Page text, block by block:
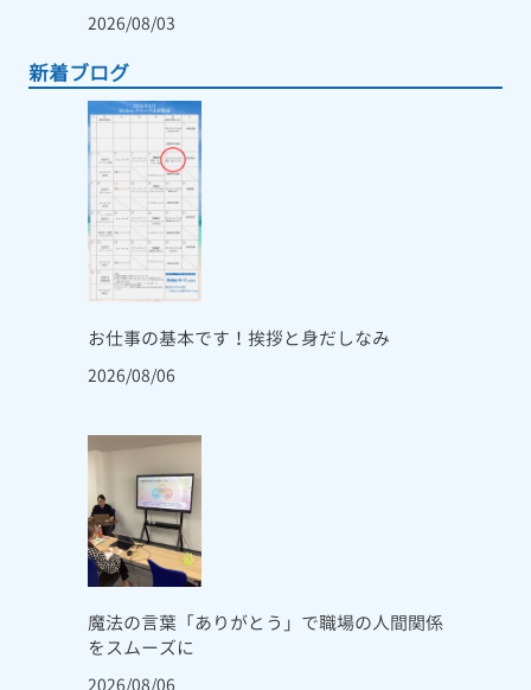
2026/08/03
新着ブログ
お仕事の基本です！挨拶と身だしなみ
2026/08/06
魔法の言葉「ありがとう」で職場の人間関係
をスムーズに
2026/08/06